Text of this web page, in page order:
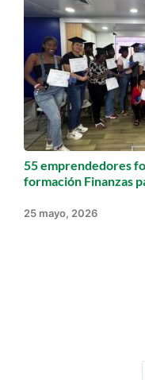
55 emprendedores
formación Finanzas
25 mayo, 2026